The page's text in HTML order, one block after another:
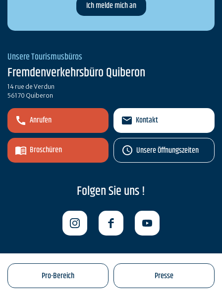
Unsere Tourismusbüros
Fremdenverkehrsbüro Quiberon
14 rue de Verdun
56170 Quiberon
Anrufen
Broschüren
Kontakt
Unsere Öffnungszeiten
Folgen Sie uns !
Pro-Bereich Presse